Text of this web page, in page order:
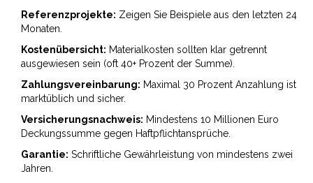
Referenzprojekte: Zeigen Sie Beispiele aus den letzten 24
Monaten.
Kostenübersicht: Materialkosten sollten klar getrennt
ausgewiesen sein (oft 40+ Prozent der Summe).
Zahlungsvereinbarung: Maximal 30 Prozent Anzahlung ist
marktüblich und sicher.
Versicherungsnachweis: Mindestens 10 Millionen Euro
Deckungssumme gegen Haftpflichtansprüche.
Garantie: Schriftliche Gewährleistung von mindestens zwei
Jahren.